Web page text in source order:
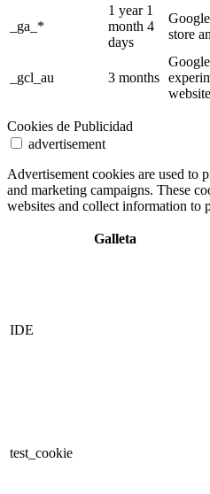
_ga_*
1 year 1
month 4
days
store
_gcl_au 3 months
Cookies de Publicidad
advertisement
Advertisement cookies are used to
and marketing campaigns. These
websites and collect information to
Galleta
IDE
test_cookie